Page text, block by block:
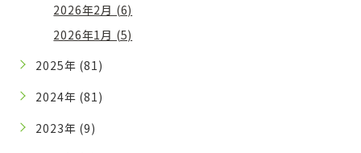
2026年2月 (6)
2026年1月 (5)
2025年 (81)
2024年 (81)
2023年 (9)